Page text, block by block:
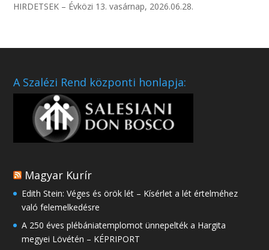
HIRDETSEK – Évközi 13. vasárnap, 2026.06.28.
A Szalézi Rend központi honlapja:
Magyar Kurír
Edith Stein: Véges és örök lét – Kísérlet a lét értelméhez
való felemelkedésre
A 250 éves plébániatemplomot ünnepelték a Hargita
megyei Lövétén – KÉPRIPORT